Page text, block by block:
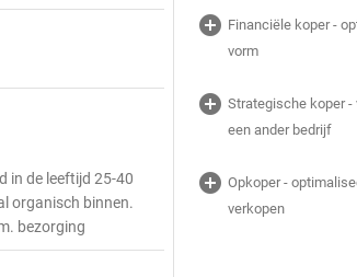
in de leeftijd 25-40
organisch binnen.
bezorging
add_circle Financiële koper -
vorm
add_circle Strategische koper
een ander bedrijf
add_circle Opkoper -
verkopen